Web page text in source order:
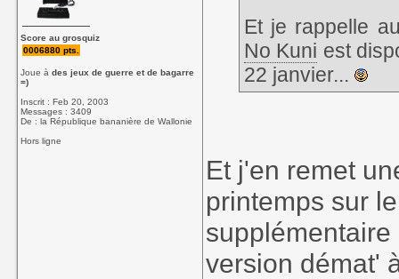
Score au grosquiz
0006880 pts.
Joue àdes jeux de guerre et de bagarre
=)
Inscrit : Feb 20, 2003
Messages : 3409
De : la République bananière de Wallonie
Hors ligne
Et je rappelle
No Kuni est
22 janvier...
Et j'en remet
printemps sur
version démat'